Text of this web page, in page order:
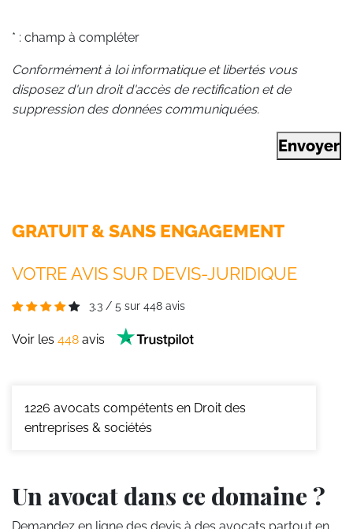
* : champ à compléter
Conformément à loi informatique et libertés vous
disposez d'un droit d'accès de rectification et de
suppression des données communiquées.
Envoyer
GRATUIT & SANS ENGAGEMENT
VOTRE AVIS SUR DEVIS-JURIDIQUE
3.3 / 5 sur 448 avis
Voir les 448 avis
1226 avocats compétents en Droit des
entreprises & sociétés
Un avocat dans ce domaine ?